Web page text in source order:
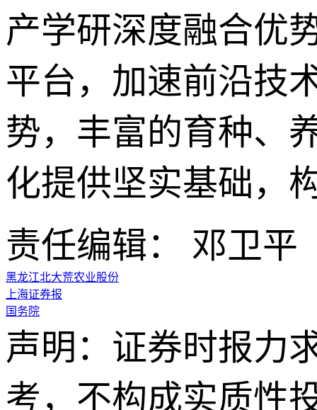
产学研深度融合优
平台，加速前沿技
势，丰富的育种、
化提供坚实基础，
责任编辑： 邓卫平
黑龙江北大荒农业股份
上海证券报
国务院
声明：证券时报力
考，不构成实质性